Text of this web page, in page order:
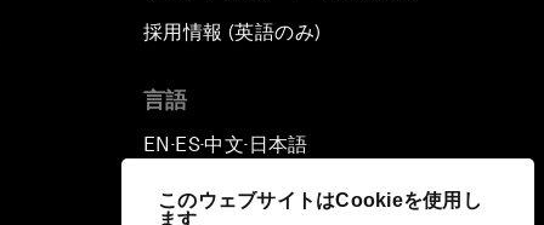
このウェブサイトはCookieを使用し
ます
採用情報 (英語のみ)
言語
EN ▪ES▪中文▪ 日本語